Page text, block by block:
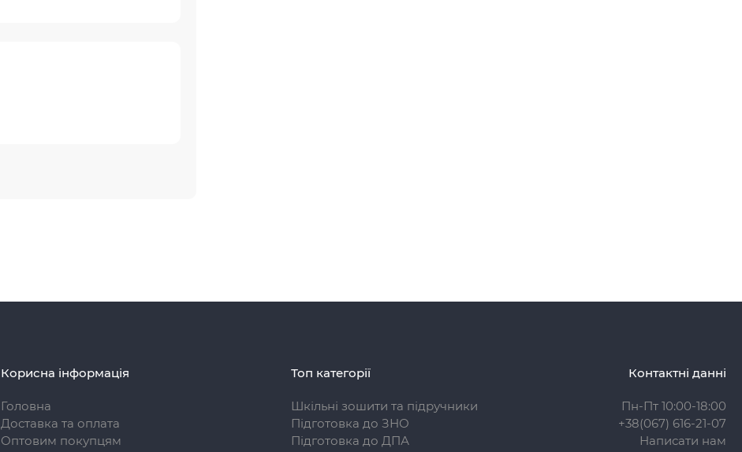
Корисна інформація
Головна
Доставка та оплата
Оптовим покупцям
Топ категорії
Шкільні зошити та підручники
Підготовка до ЗНО
Підготовка до ДПА
Контактні данні
Пн-Пт 10:00-18:00
+38(067) 616-21-07
Написати нам